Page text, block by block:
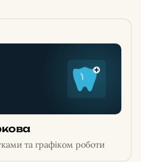
та графіком роботи